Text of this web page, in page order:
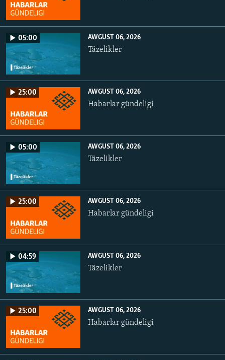
05:00 AWGUST 06, 2026
Täzelikler
25:00 AWGUST 06, 2026
Habarlar gündeligi
05:00 AWGUST 06, 2026
Täzelikler
25:00 AWGUST 06, 2026
Habarlar gündeligi
04:59 AWGUST 06, 2026
Täzelikler
25:00 AWGUST 06, 2026
Habarlar gündeligi